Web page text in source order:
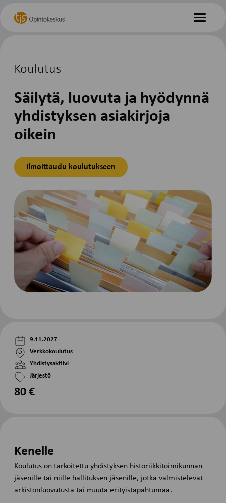
sisältöönEtusivu Valikko
Koulutus
Säilytä, luovuta ja hyödynnä
yhdistyksen asiakirjoja
oikein
Ilmoittaudu koulutukseen
9.11.2027
Verkkokoulutus
Yhdistysaktiivi
Järjestö
80 €
Kenelle
Koulutus on tarkoitettu yhdistyksen historiikkitoimikunnan
jäsenille tai niille hallituksen jäsenille, jotka valmistelevat
arkistonluovutusta tai muuta erityistapahtumaa.